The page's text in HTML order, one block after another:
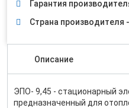
Гарантия
Страна производителя
Описание
ЭПО- 9,45 - стационарный
предназначенный для